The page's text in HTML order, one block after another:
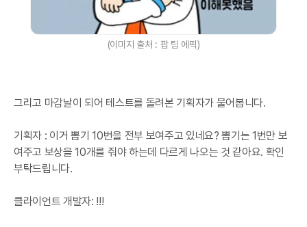
(이미지 출처 : 팝 팀 에픽)
그리고 마감날이 되어 테스트를 돌려본 기획자가 물어봅니다.
기획자 : 이거 뽑기 10번을 전부 보여주고 있네요? 뽑기는 1번만 보
여주고 보상을 10개를 줘야 하는데 다르게 나오는 것 같아요. 확인
부탁드립니다.
클라이언트 개발자: !!!